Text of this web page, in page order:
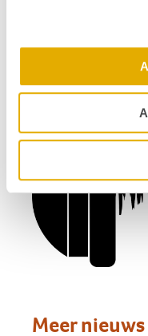
Meer nieuws